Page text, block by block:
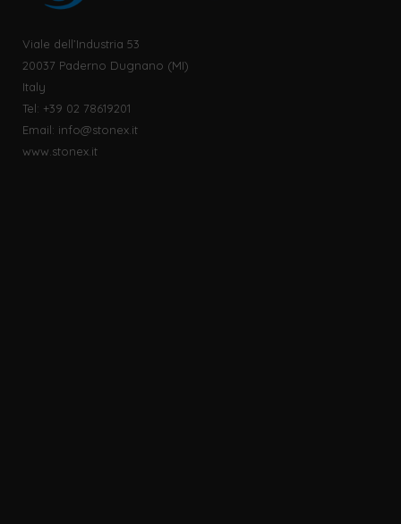
Viale dell’Industria 53
20037 Paderno Dugnano (MI)
Italy
Tel: +39 02 78619201
Email: info@stonex.it
www.stonex.it